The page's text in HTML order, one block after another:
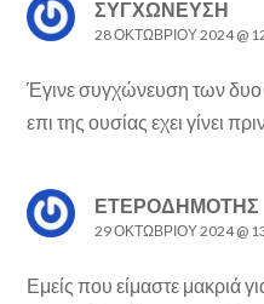
ΣΥΓΧΏΝΕΥΣΗ
28 ΟΚΤΩΒΡΊΟΥ 2024 @
Έγινε συγχώνευση των δυο
επι της ουσίας εχει γίνει
ΕΤΕΡΟΔΗΜΟΤΗΣ
29 ΟΚΤΩΒΡΊΟΥ 2024 @
Εμείς που είμαστε μακριά